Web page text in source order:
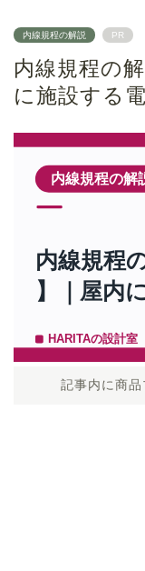
内線規程の解説 PR
内線規程の
に施設する
記事内に商